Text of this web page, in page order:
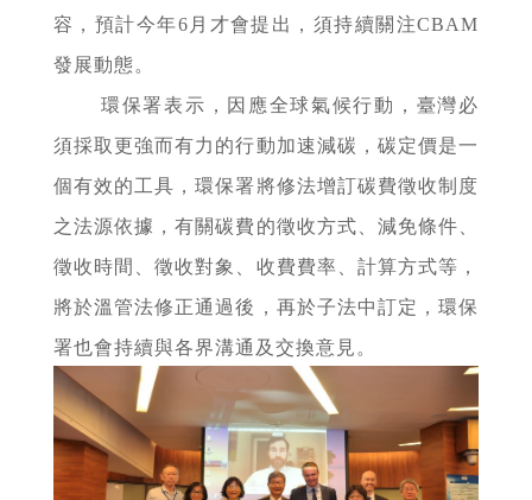
容，預計今年6月才會提出，須持續關注CBAM
發展動態。
環保署表示，因應全球氣候行動，臺灣必
須採取更強而有力的行動加速減碳，碳定價是一
個有效的工具，環保署將修法增訂碳費徵收制度
之法源依據，有關碳費的徵收方式、減免條件、
徵收時間、徵收對象、收費費率、計算方式等，
將於溫管法修正通過後，再於子法中訂定，環保
署也會持續與各界溝通及交換意見。